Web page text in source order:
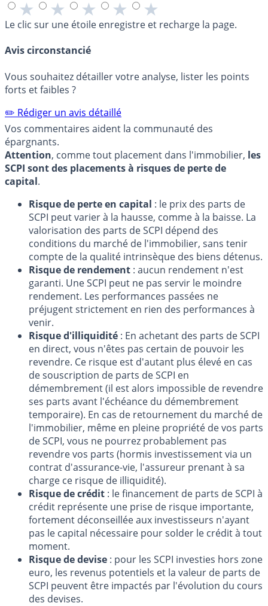
★ ★ ★ ★ ★
Le clic sur une étoile enregistre et recharge la page.
Avis circonstancié
Vous souhaitez détailler votre analyse, lister les points
forts et faibles ?
✏️ Rédiger un avis détaillé
Vos commentaires aident la communauté des
épargnants.
Attention, comme tout placement dans l'immobilier, les
SCPI sont des placements à risques de perte de
capital.
Risque de perte en capital : le prix des parts de
SCPI peut varier à la hausse, comme à la baisse. La
valorisation des parts de SCPI dépend des
conditions du marché de l'immobilier, sans tenir
compte de la qualité intrinsèque des biens détenus.
Risque de rendement : aucun rendement n'est
garanti. Une SCPI peut ne pas servir le moindre
rendement. Les performances passées ne
préjugent strictement en rien des performances à
venir.
Risque d'illiquidité : En achetant des parts de SCPI
en direct, vous n'êtes pas certain de pouvoir les
revendre. Ce risque est d'autant plus élevé en cas
de souscription de parts de SCPI en
démembrement (il est alors impossible de revendre
ses parts avant l'échéance du démembrement
temporaire). En cas de retournement du marché de
l'immobilier, même en pleine propriété de vos parts
de SCPI, vous ne pourrez probablement pas
revendre vos parts (hormis investissement via un
contrat d'assurance-vie, l'assureur prenant à sa
charge ce risque de illiquidité).
Risque de crédit : le financement de parts de SCPI à
crédit représente une prise de risque importante,
fortement déconseillée aux investisseurs n'ayant
pas le capital nécessaire pour solder le crédit à tout
moment.
Risque de devise : pour les SCPI investies hors zone
euro, les revenus potentiels et la valeur de parts de
SCPI peuvent être impactés par l'évolution du cours
des devises.